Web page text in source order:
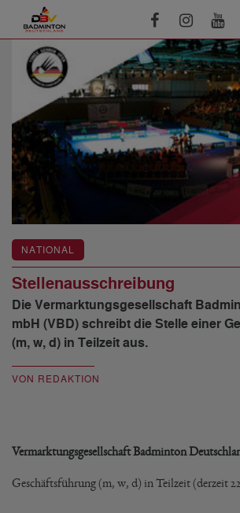
NATIONAL
Stellenausschreibung
Die Vermarktungsgesellschaft
mbH (VBD) schreibt die Stelle einer
(m, w, d) in Teilzeit aus.
VON REDAKTION
Vermarktungsgesellschaft Badminton
Geschäftsführung (m, w, d) in Teilzeit (derzeit